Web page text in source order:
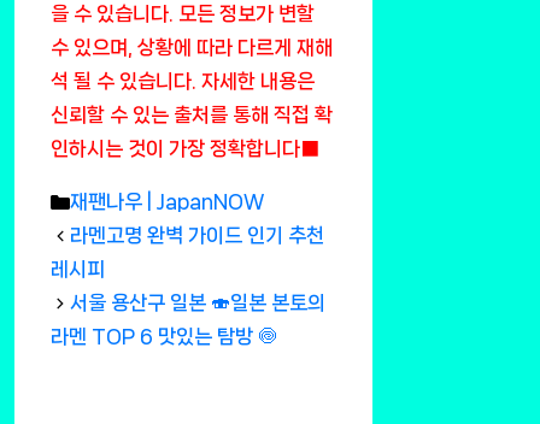
을 수 있습니다. 모든 정보가 변할
수 있으며, 상황에 따라 다르게 재해
석 될 수 있습니다. 자세한 내용은
신뢰할 수 있는 출처를 통해 직접 확
인하시는 것이 가장 정확합니다■
Categories
재팬나우 | JapanNOW
라멘고명 완벽 가이드 인기 추천
레시피
서울 용산구 일본 🍣일본 본토의
라멘 TOP 6 맛있는 탐방 🍥